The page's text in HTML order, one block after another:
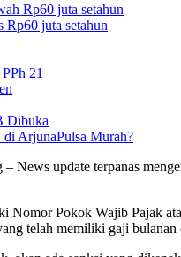
Rp60 juta setahun
Rp60 juta setahun
21
Dibuka
ArjunaPulsa Murah?
News update terpanas
Nomor Pokok Wajib Pajak
telah memiliki gaji